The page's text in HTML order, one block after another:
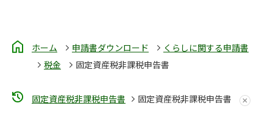
ホーム 申請書ダウンロード
くらしに関する申請書
税金
固定資産税非課税申告書
固定資産税非課税申告書 固定資産税非課税申告書